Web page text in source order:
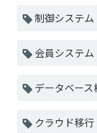
制御システム
会員システム
データベース
クラウド移行